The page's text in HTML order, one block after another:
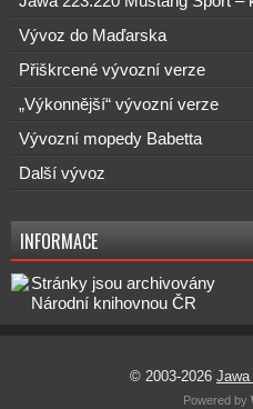
Vývoz do Maďarska
Přiškrcené vývozní verze
„Výkonnější“ vývozní verze
Vývozní mopedy Babetta
Další vývoz
INFORMACE
© 2003-2026
Powered by